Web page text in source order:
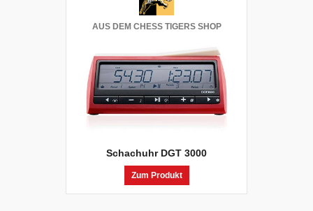
AUS DEM CHESS TIGERS SHOP
Schachuhr DGT 3000
Zum Produkt